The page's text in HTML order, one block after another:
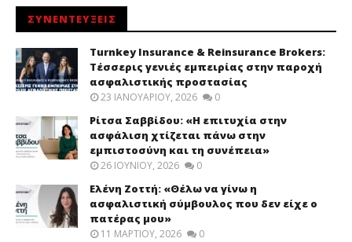
ΣΥΝΕΝΤΕΥΞΕΙΣ
Turnkey Insurance & Reinsurance Brokers:
Τέσσερις γενιές εμπειρίας στην παροχή
ασφαλιστικής προστασίας
23 ΙΑΝΟΥΑΡΊΟΥ, 2026 0
Ρίτσα Σαββίδου: «Η επιτυχία στην
ασφάλιση χτίζεται πάνω στην
εμπιστοσύνη και τη συνέπεια»
26 ΙΟΥΝΊΟΥ, 2026 0
Ελένη Ζοττή: «Θέλω να γίνω η
ασφαλιστική σύμβουλος που δεν είχε ο
πατέρας μου»
11 ΜΑΡΤΊΟΥ, 2026 0